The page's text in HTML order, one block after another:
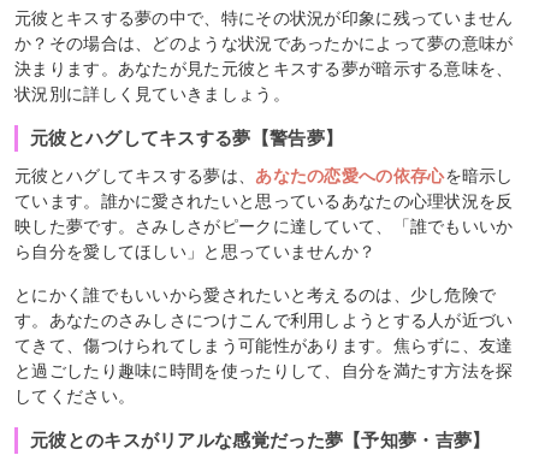
元彼とキスする夢の中で、特にその状況が印象に残っていません
か？その場合は、どのような状況であったかによって夢の意味が
決まります。あなたが見た元彼とキスする夢が暗示する意味を、
状況別に詳しく見ていきましょう。
元彼とハグしてキスする夢【警告夢】
元彼とハグしてキスする夢は、 あなたの恋愛への依存心を暗示し
ています。誰かに愛されたいと思っているあなたの心理状況を反
映した夢です。さみしさがピークに達していて、「誰でもいいか
ら自分を愛してほしい」と思っていませんか？
とにかく誰でもいいから愛されたいと考えるのは、少し危険で
す。あなたのさみしさにつけこんで利用しようとする人が近づい
てきて、傷つけられてしまう可能性があります。焦らずに、友達
と過ごしたり趣味に時間を使ったりして、自分を満たす方法を探
してください。
元彼とのキスがリアルな感覚だった夢【予知夢・吉夢】